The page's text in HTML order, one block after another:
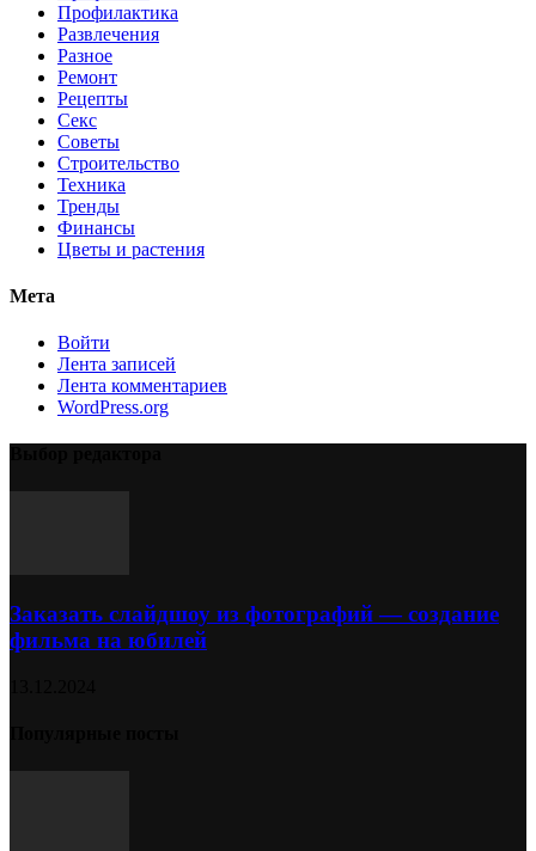
Профилактика
Развлечения
Разное
Ремонт
Рецепты
Секс
Советы
Строительство
Техника
Тренды
Финансы
Цветы и растения
Мета
Войти
Лента записей
Лента комментариев
WordPress.org
Заказать слайдшоу из фотографий — создание
фильма на юбилей